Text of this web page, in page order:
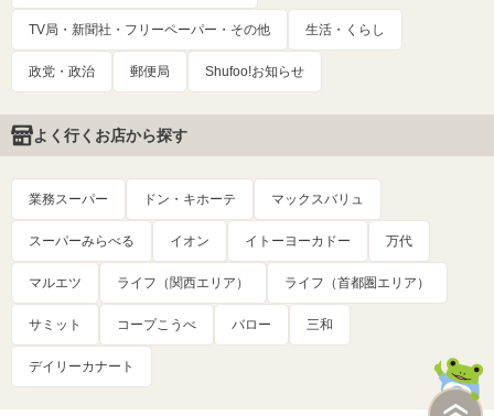
TV局・新聞社・フリーペーパー・その他 生活・くらし
政党・政治 郵便局 Shufoo!お知らせ
よく行くお店から探す
業務スーパー ドン・キホーテ マックスバリュ
スーパーみらべる イオン イトーヨーカドー 万代
マルエツ ライフ（関西エリア） ライフ（首都圏エリア）
サミット コープこうべ バロー 三和
デイリーカナート